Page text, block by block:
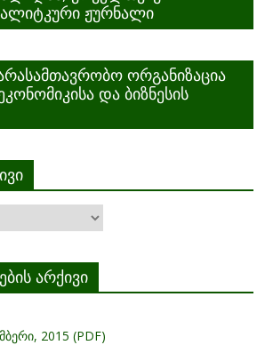
ჟურნალი
ორგანიზაცია
და ბიზნესის
არქივი
2015 (PDF)